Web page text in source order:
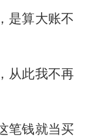
是算大账不
从此我不再
笔钱就当买